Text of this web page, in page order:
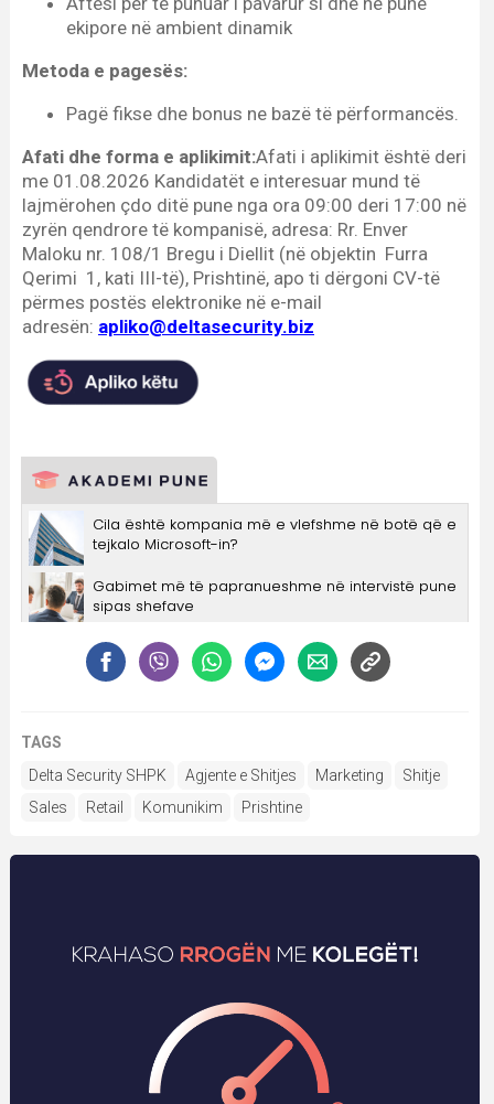
TAGS
Delta Security SHPK
Agjente e Shitjes Marketing
Shitje
Sales
Retail Komunikim Prishtine